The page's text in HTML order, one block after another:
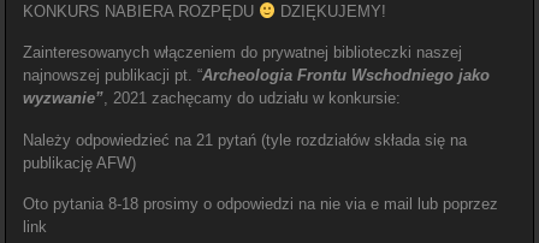
KONKURS NABIERA ROZPĘDU
DZIĘKUJEMY!
Zainteresowanych włączeniem do prywatnej biblioteczki naszej
najnowszej publikacji pt. “Archeologia Frontu Wschodniego jako
wyzwanie”, 2021 zachęcamy do udziału w konkursie:
Należy odpowiedzieć na 21 pytań (tyle rozdziałów składa się na
publikację AFW)
Oto pytania 8-18 prosimy o odpowiedzi na nie via e mail lub poprzez
link